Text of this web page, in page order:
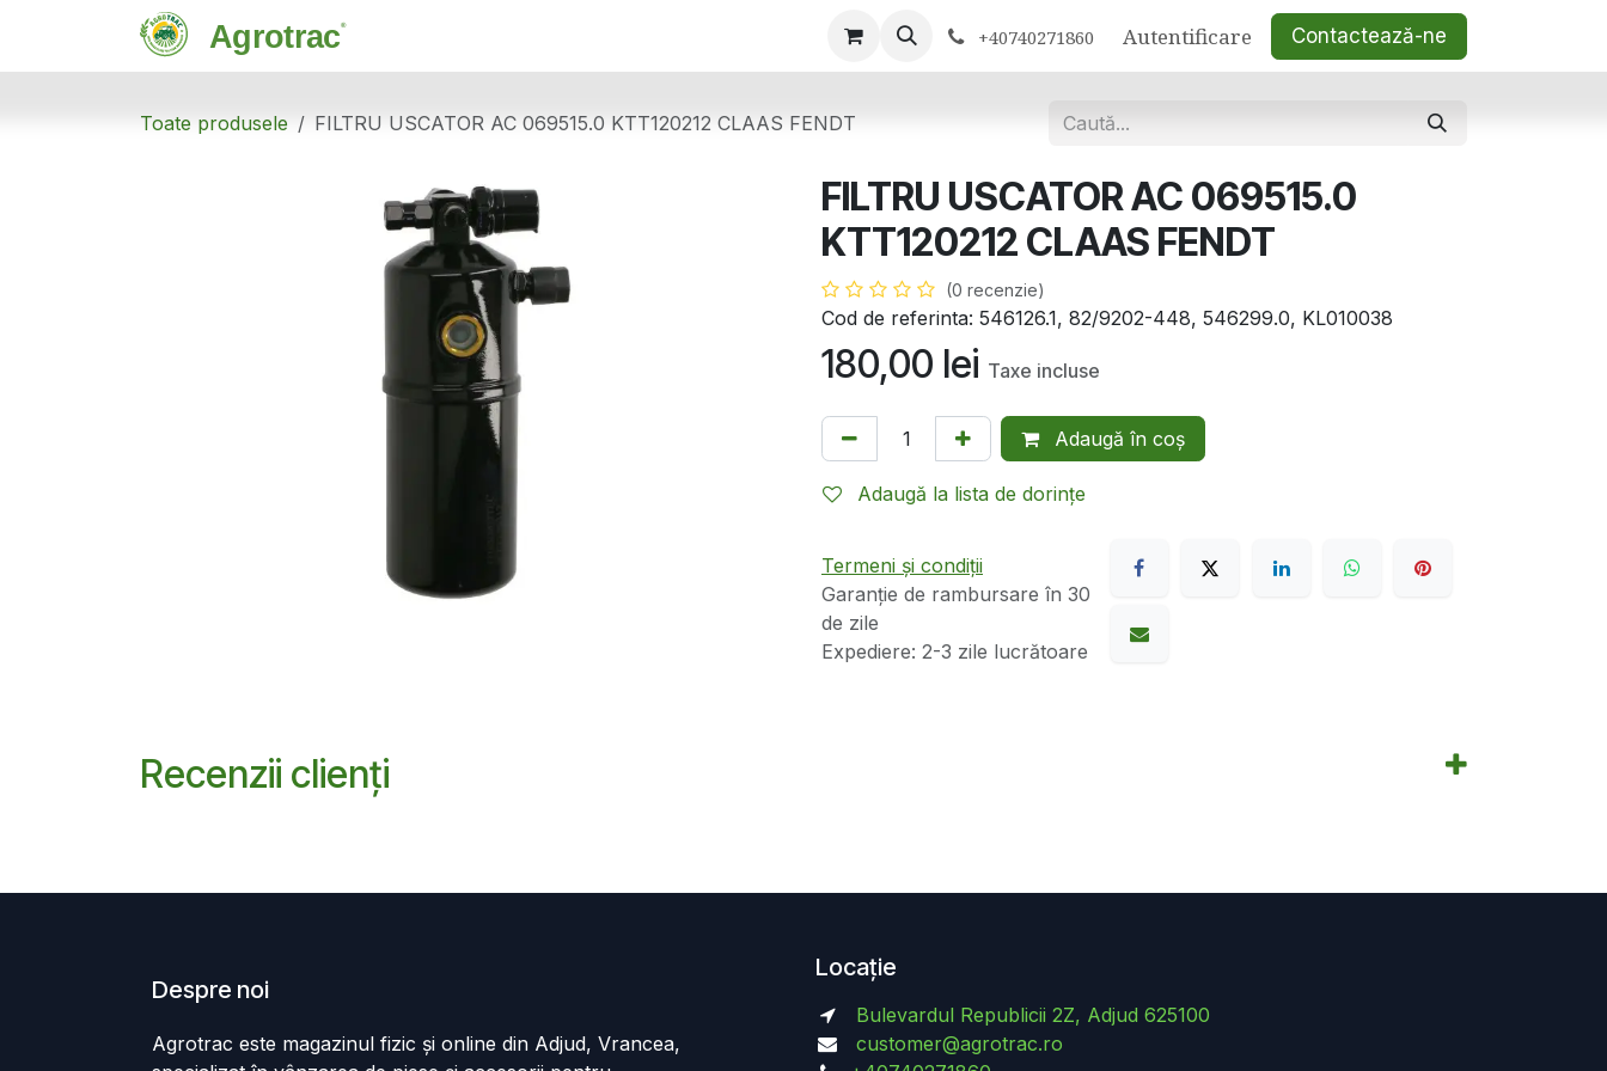
+40740271860 Autentificare Contactează-ne
Toate produsele FILTRU USCATOR AC 069515.0 KTT120212 CLAAS FENDT
FILTRU USCATOR AC 069515.0
KTT120212 CLAAS FENDT
(0 recenzie)
Cod de referinta: 546126.1, 82/9202-448, 546299.0, KL010038
180,00 lei Taxe incluse
Adaugă în coș
Adaugă la lista de dorințe
Termeni și condiții
Garanție de rambursare în 30
de zile
Expediere: 2-3 zile lucrătoare
Recenzii clienți
Locație
Bulevardul Republicii 2Z, Adjud 625100
customer@agrotrac.ro
Despre noi
Agrotrac este magazinul fizic și online din Adjud, Vrancea,